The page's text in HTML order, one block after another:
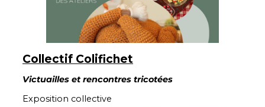
Collectif Colifichet
Victuailles et rencontres tricotées
Exposition collective